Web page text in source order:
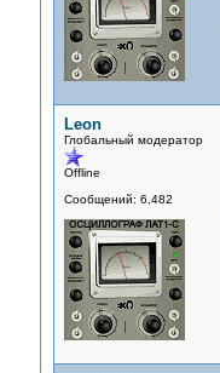
Leon
Глобальный модератор
Offline
Сообщений: 6,482